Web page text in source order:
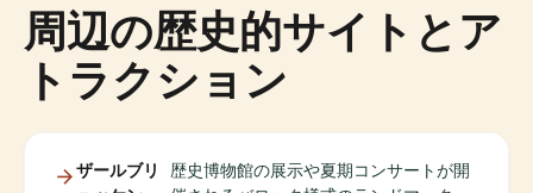
周辺の歴史的サイトとア
トラクション
ザールブリ
歴史博物館の展示や夏期コンサートが開